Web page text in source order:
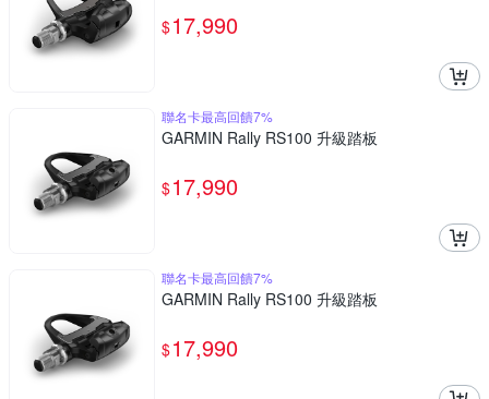
$17,990
聯名卡最高回饋7%
GARMIN Rally RS100 升級踏板
$17,990
聯名卡最高回饋7%
GARMIN Rally RS100 升級踏板
$17,990